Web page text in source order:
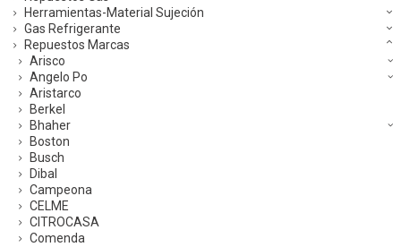
Herramientas-Material Sujeción
Gas Refrigerante
Repuestos Marcas
Arisco
Angelo Po
Aristarco
Berkel
Bhaher
Boston
Busch
Dibal
Campeona
CELME
CITROCASA
Comenda